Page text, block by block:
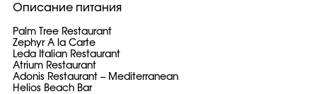
Описание питания
Palm Tree Restaurant
Zephyr A la Carte
Leda Italian Restaurant
Atrium Restaurant
Adonis Restaurant – Mediterranean
Helios Beach Bar